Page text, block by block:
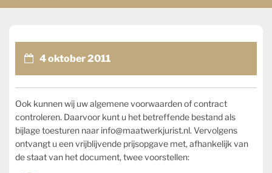
4 oktober 2011
Ook kunnen wij uw algemene voorwaarden of contract
controleren. Daarvoor kunt u het betreffende bestand als
bijlage toesturen naar info@maatwerkjurist.nl. Vervolgens
ontvangt u een vrijblijvende prijsopgave met, afhankelijk van
de staat van het document, twee voorstellen: